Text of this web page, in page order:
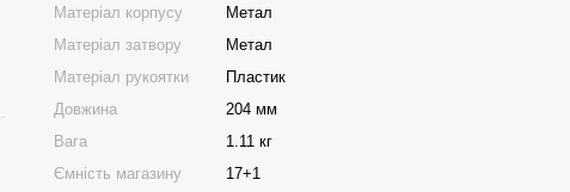
Матеріал корпусу
Метал
Матеріал затвору
Метал
Матеріал рукоятки
Пластик
Довжина
204 мм
Вага
1.11 кг
Ємність магазину
17+1